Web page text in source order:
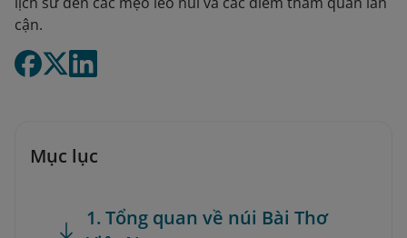
cận.
Mục lục
1. Tổng quan về núi Bài Thơ